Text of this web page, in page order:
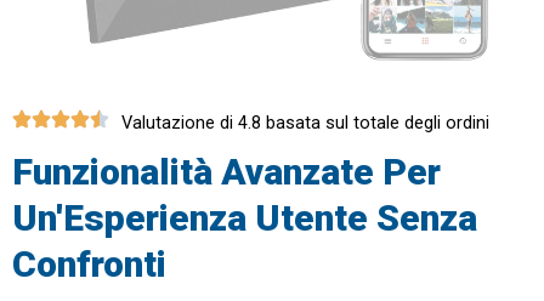
Valutazione di 4.8 basata sul totale degli ordini
Funzionalità Avanzate Per
Un'Esperienza Utente Senza
Confronti